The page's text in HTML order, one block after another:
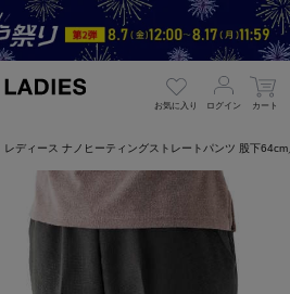
お気に入り ログイン カート
レディース ナノヒーティングストレートパンツ 股下